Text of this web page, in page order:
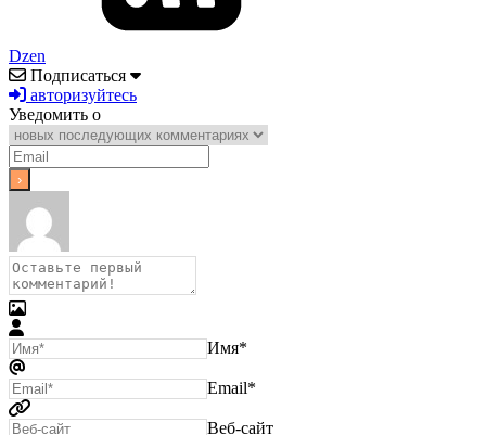
Dzen
Подписаться
авторизуйтесь
Уведомить о
Имя*
Email*
Веб-сайт